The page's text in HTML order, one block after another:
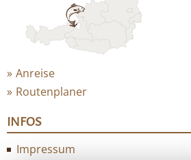
Anreise
Routenplaner
INFOS
Impressum